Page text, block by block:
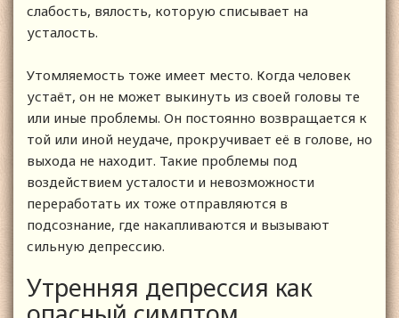
слабость, вялость, которую списывает на
усталость.
Утомляемость тоже имеет место. Когда человек
устаёт, он не может выкинуть из своей головы те
или иные проблемы. Он постоянно возвращается к
той или иной неудаче, прокручивает её в голове, но
выхода не находит. Такие проблемы под
воздействием усталости и невозможности
переработать их тоже отправляются в
подсознание, где накапливаются и вызывают
сильную депрессию.
Утренняя депрессия как